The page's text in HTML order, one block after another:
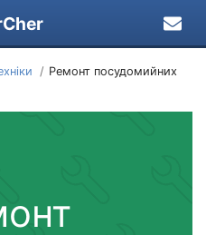
Ремонт посудомийних